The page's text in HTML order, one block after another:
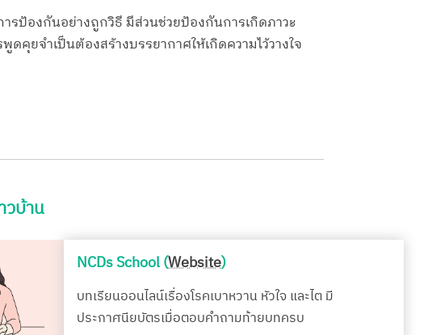
รป้องกันอย่างถูกวิธี มีส่วนช่วยป้องกันการเกิดภาวะ
คุยจำเป็นต้องสร้างบรรยากาศให้เกิดความไว้วางใจ
วบ้าน
NCDs School (Website)
บทเรียนออนไลน์เรื่องโรคเบาหวาน หัวใจ และไต มี
ประกาศนียบัตรเมื่อตอบคำถามท้ายบทครบ